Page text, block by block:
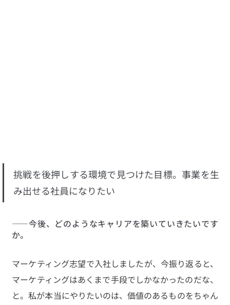
挑戦を後押しする環境で見つけた目標。事業を生
み出せる社員になりたい
――今後、どのようなキャリアを築いていきたいです
か。
マーケティング志望で入社しましたが、今振り返ると、
マーケティングはあくまで手段でしかなかったのだな、
と。私が本当にやりたいのは、価値のあるものをちゃん